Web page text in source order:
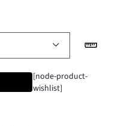
[node-product-
wishlist]